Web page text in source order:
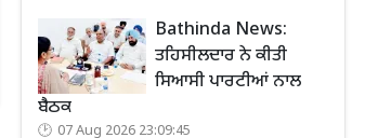
Bathinda News:
ਤਹਿਸੀਲਦਾਰ ਨੇ ਕੀਤੀ
ਸਿਆਸੀ ਪਾਰਟੀਆਂ ਨਾਲ
ਬੈਠਕ
07 Aug 2026 23:09:45